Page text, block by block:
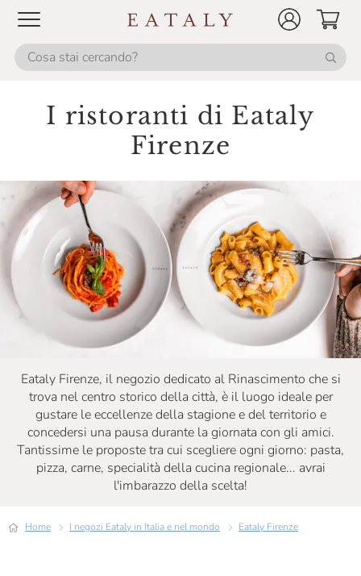
I ristoranti di Eataly
Firenze
Eataly Firenze, il negozio dedicato al Rinascimento che si
trova nel centro storico della città, è il luogo ideale per
gustare le eccellenze della stagione e del territorio e
concedersi una pausa durante la giornata con gli amici.
Tantissime le proposte tra cui scegliere ogni giorno: pasta,
pizza, carne, specialità della cucina regionale... avrai
l'imbarazzo della scelta!
Home I negozi Eataly in Italia e nel mondo Eataly Firenze